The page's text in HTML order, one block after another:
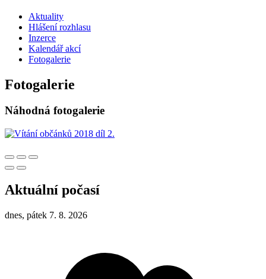
Aktuality
Hlášení rozhlasu
Inzerce
Kalendář akcí
Fotogalerie
Fotogalerie
Náhodná fotogalerie
Aktuální počasí
dnes, pátek 7. 8. 2026